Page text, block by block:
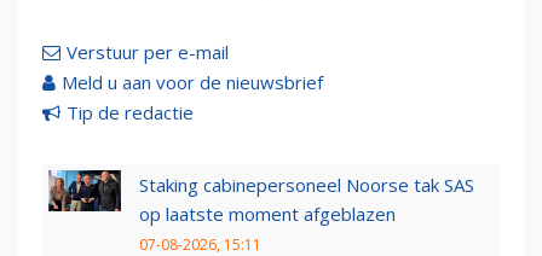
Verstuur per e-mail
Meld u aan voor de nieuwsbrief
Tip de redactie
Staking cabinepersoneel Noorse tak SAS
op laatste moment afgeblazen
07-08-2026, 15:11